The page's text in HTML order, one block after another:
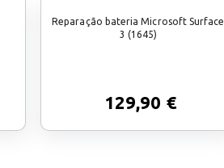
Reparação bateria Microsoft Surface
3 (1645)
129,90 €